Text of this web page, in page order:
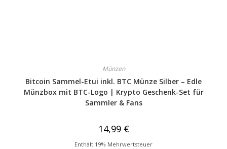
Münzen
Bitcoin Sammel-Etui inkl. BTC Münze Silber – Edle
Münzbox mit BTC-Logo | Krypto Geschenk-Set für
Sammler & Fans
14,99 €
Enthält 19% Mehrwertsteuer